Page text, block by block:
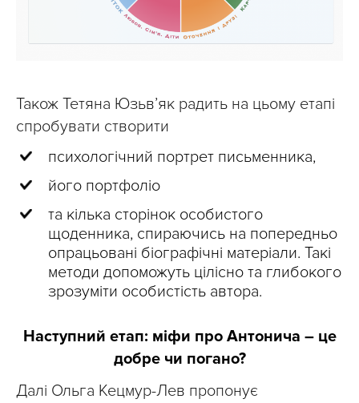
Також Тетяна Юзьв’як радить на цьому етапі
спробувати створити
психологічний портрет письменника,
його портфоліо
та кілька сторінок особистого
щоденника, спираючись на попередньо
опрацьовані біографічні матеріали. Такі
методи допоможуть цілісно та глибокого
зрозуміти особистість автора.
Наступний етап: міфи про Антонича – це
добре чи погано?
Далі Ольга Кецмур-Лев пропонує